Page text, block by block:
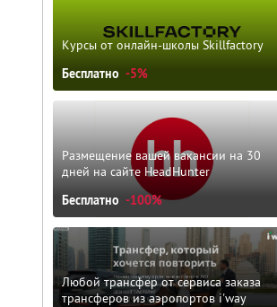
Курсы от онлайн-школы Skillfactory
Бесплатно -5%
Размещение вашей вакансии на 30
дней на сайте HeadHunter
Бесплатно -100%
Любой трансфер от сервиса заказа
трансферов из аэропортов i'way